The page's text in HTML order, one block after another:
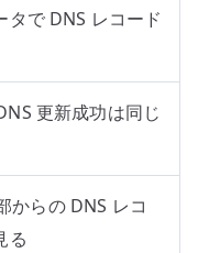
タで DNS レコード
更新成功は同じ
からの DNS レコ
る